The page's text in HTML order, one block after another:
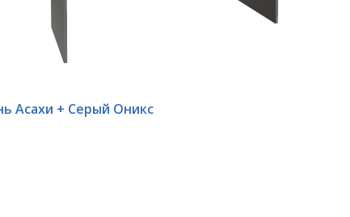
Асахи + Серый Оникс